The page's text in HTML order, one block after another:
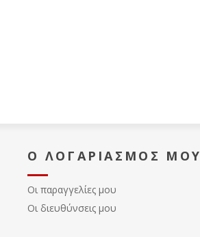
Ο ΛΟΓΑΡΙΑΣΜΌΣ ΜΟΥ
Οι παραγγελίες μου
Οι διευθύνσεις μου